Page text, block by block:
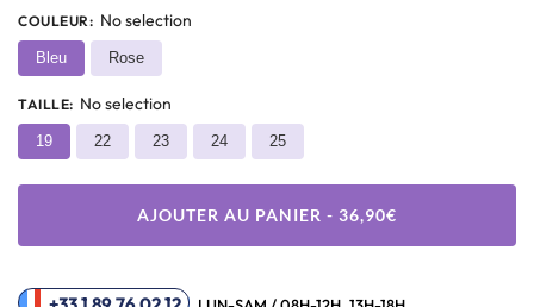
COULEUR: No selection
Bleu Rose
TAILLE: No selection
19 22 23 24 25
AJOUTER AU PANIER - 36,90€